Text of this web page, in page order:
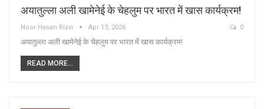
अयातुल्ला अली खामेनेई के चेहलुम पर भारत में खास कार्यक्रम!
Noor Hasan Rizvi Apr 13, 2026 0
अयातुल्ला अली खामेनेई के चेहलुम पर भारत में खास कार्यक्रम!
READ MORE...